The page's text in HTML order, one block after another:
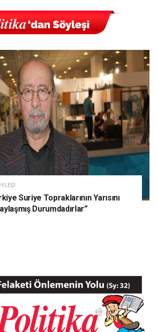
Suriye Topraklarının Yarısını
Durumdadırlar”